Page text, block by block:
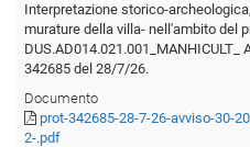
Interpretazione storico-
murature della villa- nell'ambito del
342685 del 28/7/26.
Documento
prot-342685-28-7-26-avviso-30-
2-.pdf